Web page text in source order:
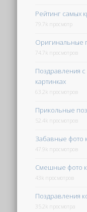
Рейтинг самых
79.7k просмотр
Оригинальные
74.7k просмотров
Поздравления
картинках
63.2k просмотров
Прикольные
52.4k просмотров
Забавные фото
47.9k просмотров
Смешные фото
43k просмотров
Поздравления
35.2k просмотра